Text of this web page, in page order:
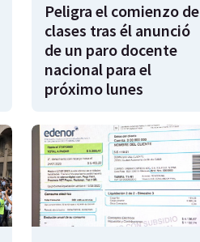
Peligra el comienzo de
clases tras él anunció
de un paro docente
nacional para el
próximo lunes